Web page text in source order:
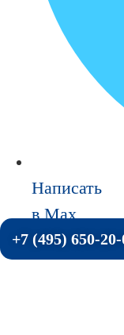
Написать
в Max
+7 (495) 650-20-